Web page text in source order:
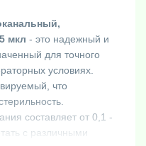
мкл - это надежный и
для точного
условиях.
что
составляет от 0,1 -
с различными